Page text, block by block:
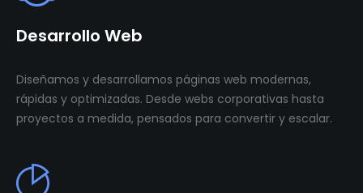
Desarrollo Web
Diseñamos y desarrollamos páginas web modernas,
rápidas y optimizadas. Desde webs corporativas hasta
proyectos a medida, pensados para convertir y escalar.